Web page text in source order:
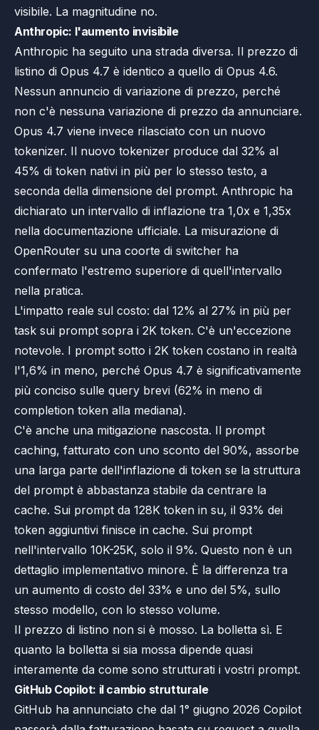
visibile. La magnitudine no.
Anthropic: l'aumento invisibile
Anthropic ha seguito una strada diversa. Il prezzo di
listino di Opus 4.7 è identico a quello di Opus 4.6.
Nessun annuncio di variazione di prezzo, perché
non c'è nessuna variazione di prezzo da annunciare.
Opus 4.7 viene invece rilasciato con un nuovo
tokenizer. Il nuovo tokenizer produce dal 32% al
45% di token nativi in più per lo stesso testo, a
seconda della dimensione del prompt. Anthropic ha
dichiarato un intervallo di inflazione tra 1,0x e 1,35x
nella documentazione ufficiale. La misurazione di
OpenRouter su una coorte di switcher ha
confermato l'estremo superiore di quell'intervallo
nella pratica.
L'impatto reale sul costo: dal 12% al 27% in più per
task sui prompt sopra i 2K token. C'è un'eccezione
notevole. I prompt sotto i 2K token costano in realtà
l'1,6% in meno, perché Opus 4.7 è significativamente
più conciso sulle query brevi (62% in meno di
completion token alla mediana).
C'è anche una mitigazione nascosta. Il prompt
caching, fatturato con uno sconto del 90%, assorbe
una larga parte dell'inflazione di token se la struttura
del prompt è abbastanza stabile da centrare la
cache. Sui prompt da 128K token in su, il 93% dei
token aggiuntivi finisce in cache. Sui prompt
nell'intervallo 10K-25K, solo il 9%. Questo non è un
dettaglio implementativo minore. È la differenza tra
un aumento di costo del 33% e uno del 5%, sullo
stesso modello, con lo stesso volume.
Il prezzo di listino non si è mosso. La bolletta sì. E
quanto la bolletta si sia mossa dipende quasi
interamente da come sono strutturati i vostri prompt.
GitHub Copilot: il cambio strutturale
GitHub ha annunciato che dal 1° giugno 2026 Copilot